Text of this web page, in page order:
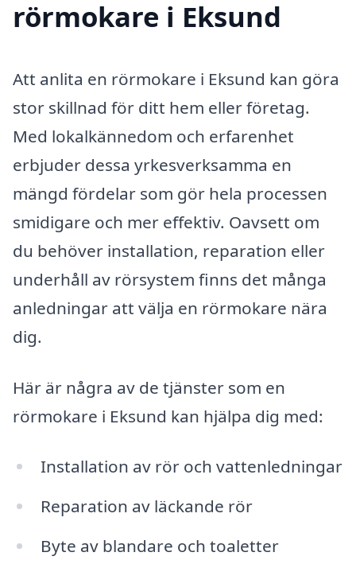
rörmokare i Eksund
Att anlita en rörmokare i Eksund kan göra
stor skillnad för ditt hem eller företag.
Med lokalkännedom och erfarenhet
erbjuder dessa yrkesverksamma en
mängd fördelar som gör hela processen
smidigare och mer effektiv. Oavsett om
du behöver installation, reparation eller
underhåll av rörsystem finns det många
anledningar att välja en rörmokare nära
dig.
Här är några av de tjänster som en
rörmokare i Eksund kan hjälpa dig med:
Installation av rör och vattenledningar
Reparation av läckande rör
Byte av blandare och toaletter